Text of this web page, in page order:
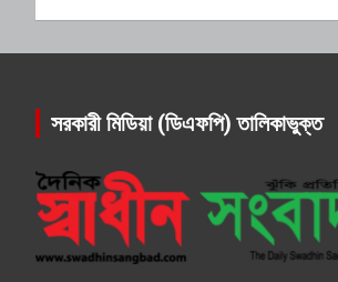
সরকারী মিডিয়া (ডিএফপি) তালিকাভুক্ত